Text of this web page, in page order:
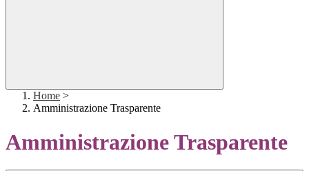
Home >
Amministrazione Trasparente
Amministrazione Trasparente